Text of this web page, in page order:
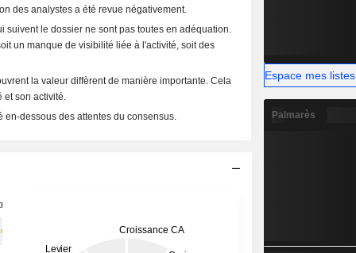
des analystes a été revue négativement.
suivent le dossier ne sont pas toutes en adéquation.
un manque de visibilité liée à l'activité, soit des
la valeur diffèrent de manière importante. Cela
et son activité.
dessous des attentes du consensus.
Espace mes listes
Palmarès